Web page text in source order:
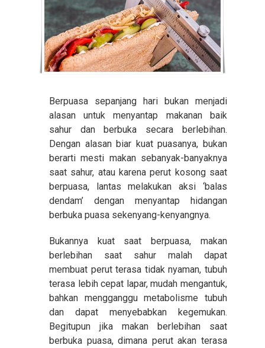
Berpuasa sepanjang hari bukan menjadi
alasan untuk menyantap makanan baik
sahur dan berbuka secara berlebihan.
Dengan alasan biar kuat puasanya, bukan
berarti mesti makan sebanyak-banyaknya
saat sahur, atau karena perut kosong saat
berpuasa, lantas melakukan aksi ‘balas
dendam’ dengan menyantap hidangan
berbuka puasa sekenyang-kenyangnya.
Bukannya kuat saat berpuasa, makan
berlebihan saat sahur malah dapat
membuat perut terasa tidak nyaman, tubuh
terasa lebih cepat lapar, mudah mengantuk,
bahkan mengganggu metabolisme tubuh
dan dapat menyebabkan kegemukan.
Begitupun jika makan berlebihan saat
berbuka puasa, dimana perut akan terasa